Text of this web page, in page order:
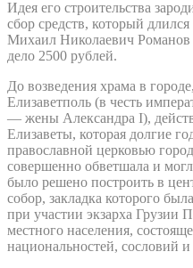
Идея его строительства
сбор средств, который
Михаил Николаевич Романов
дело 2500 рублей.
До возведения храма в
Елизаветполь (в честь
— жены Александра I),
Елизаветы, которая долгие
православной церковью
совершенно обветшала и
было решено построить в
собор, закладка которого
при участии экзарха Грузии
местного населения,
национальностей, сословий